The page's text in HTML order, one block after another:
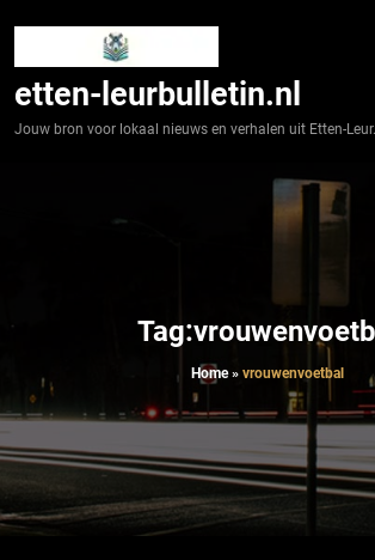
etten-leurbulletin.nl
Jouw bron voor lokaal nieuws en verhalen uit Etten-Leur.
Home» vrouwenvoetbal